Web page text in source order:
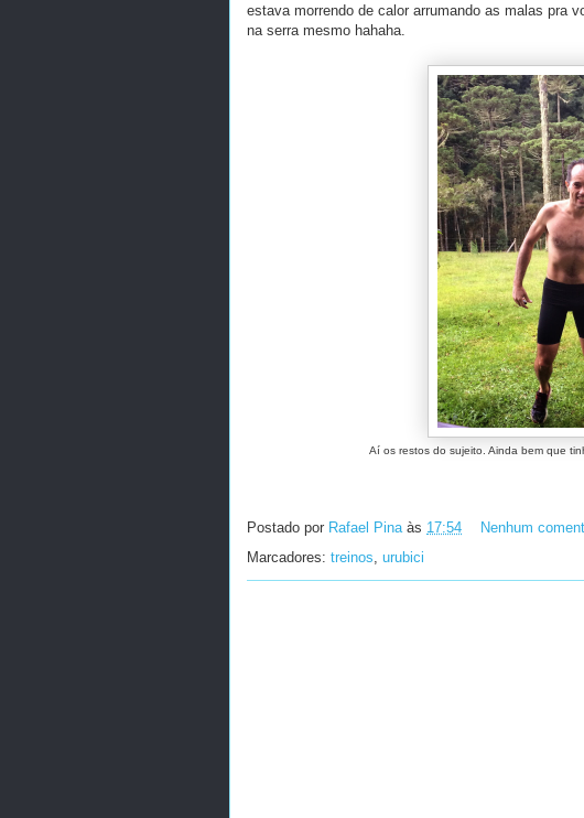
estava morrendo de calor arrumando as malas pra
na serra mesmo hahaha.
Aí os restos do sujeito. Ainda bem que
Postado por Rafael Pina às 17:54
Nenhum
Marcadores: treinos, urubici